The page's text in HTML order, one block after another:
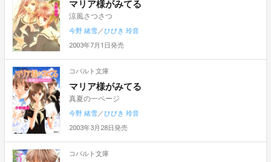
マリア様がみてる
涼風さつさつ
今野 緒雪／ひびき 玲音
2003年7月1日発売
コバルト文庫
マリア様がみてる
真夏の一ページ
今野 緒雪／ひびき 玲音
2003年3月28日発売
コバルト文庫